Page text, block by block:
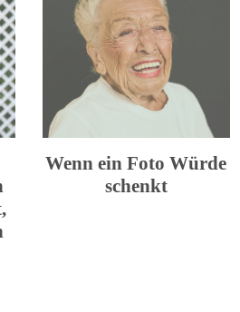
Wenn ein Foto Würde
schenkt